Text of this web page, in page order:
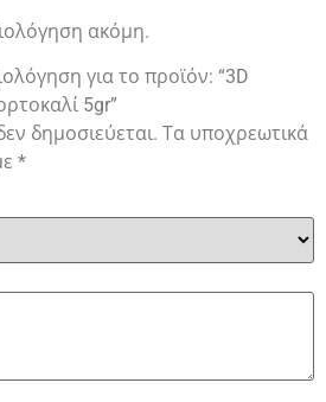
ακόμη.
για το προϊόν: “3D
5gr”
δημοσιεύεται. Τα υποχρεωτικά
*